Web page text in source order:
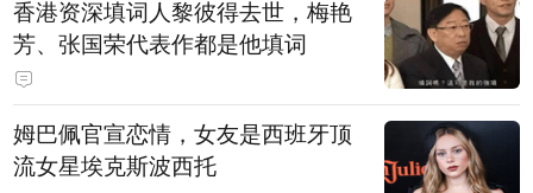
香港资深填词人黎彼得去世，梅艳
芳、张国荣代表作都是他填词
姆巴佩官宣恋情，女友是西班牙顶
流女星埃克斯波西托